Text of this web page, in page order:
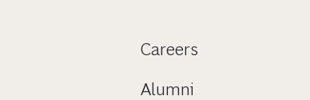
Careers
Alumni